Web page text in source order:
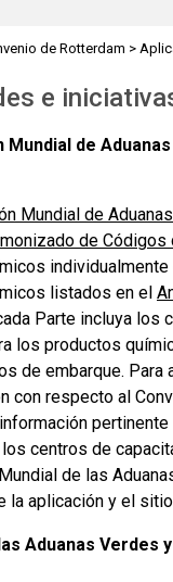
de Rotterdam >
e
Mundial de
Mundial de
de Códigos
individualmente
listados en el
Parte incluya los
los productos
de embarque. Para
con respecto al
centros de
de las
la aplicación y el
Aduanas Verdes